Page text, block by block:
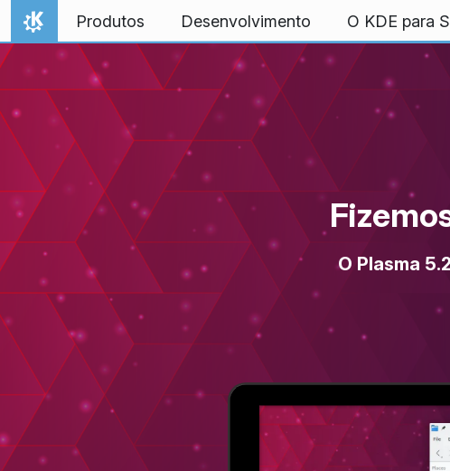
Ir para o conteúdo
Início
Produtos Desenvolvimento O KDE para
O Plasma